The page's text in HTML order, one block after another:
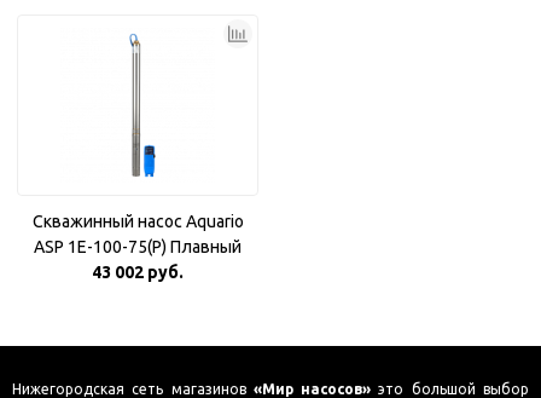
Скважинный насос Aquario
ASP 1E-100-75(P) Плавный
пуск
43 002 руб.
Нижегородская сеть магазинов «Мир насосов» это большой выбор